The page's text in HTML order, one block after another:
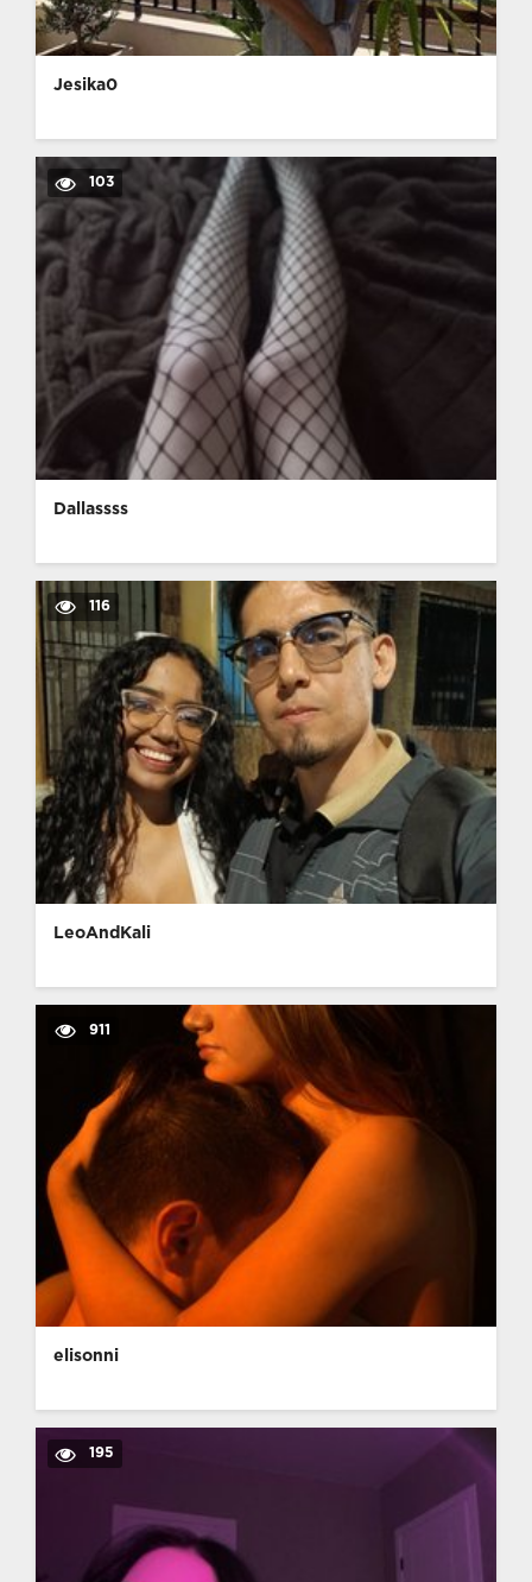
Jesika0
103
Dallassss
116
LeoAndKali
911
elisonni
195